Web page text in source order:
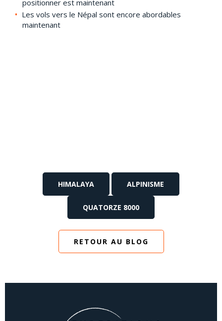
positionner est maintenant
Les vols vers le Népal sont encore abordables
maintenant
HIMALAYA ALPINISME
QUATORZE 8000
RETOUR AU BLOG